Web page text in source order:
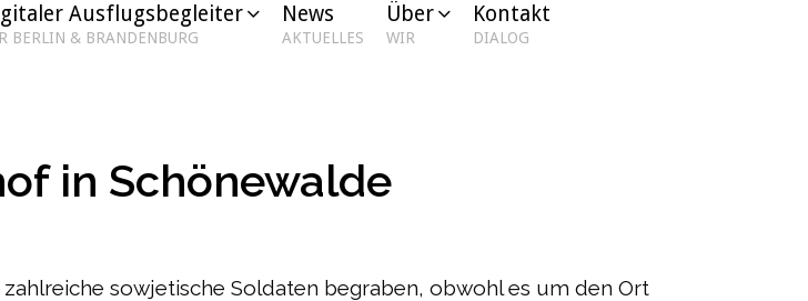
Ausflugsbegleiter
BERLIN & BRANDENBURG
News
AKTUELLES
Über
WIR
Kontakt
DIALOG
in Schönewalde
sowjetische Soldaten begraben, obwohl es um den Ort